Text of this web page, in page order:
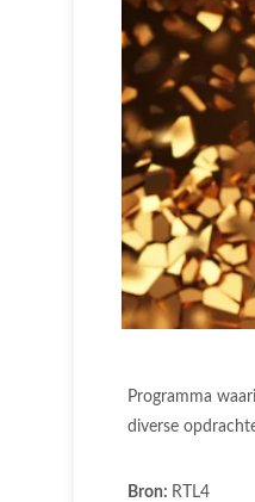
Programma
diverse
Bron: RTL4